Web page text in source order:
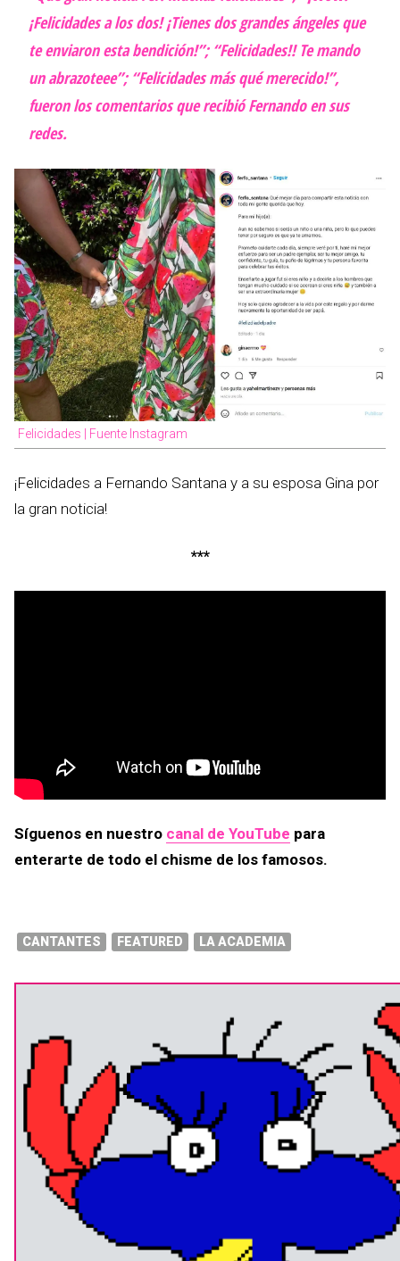
¡Felicidades a los dos! ¡Tienes dos grandes ángeles que
te enviaron esta bendición!”; “Felicidades!! Te mando
un abrazoteee”; “Felicidades más qué merecido!”,
fueron los comentarios que recibió Fernando en sus
redes.
Felicidades | Fuente Instagram
¡Felicidades a Fernando Santana y a su esposa Gina por
la gran noticia!
***
Síguenos en nuestro canal de YouTube para
enterarte de todo el chisme de los famosos.
CANTANTES FEATURED LA ACADEMIA